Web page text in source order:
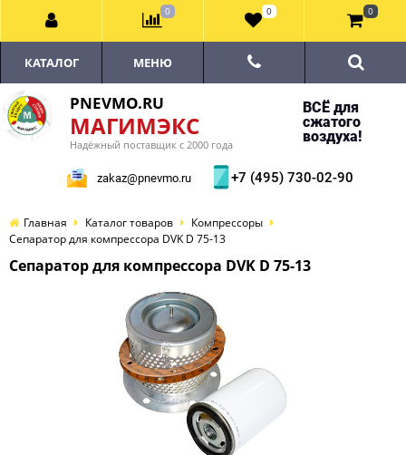
PNEVMO.RU
МАГИМЭКС
Надёжный поставщик с 2000 года
ВСЁ для
сжатого
воздуха!
zakaz@pnevmo.ru +7 (495) 730-02-90
КАТАЛОГ МЕНЮ
Главная Каталог товаров
Компрессоры
Сепаратор для компрессора DVK D 75-13
Сепаратор для компрессора DVK D 75-13
0 0 0